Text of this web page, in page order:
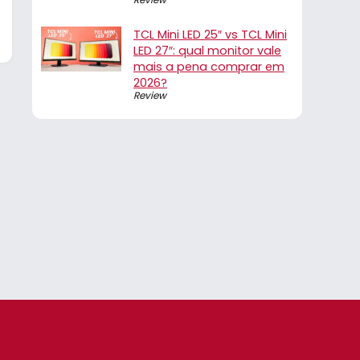
TCL Mini LED 25″ vs TCL Mini
LED 27″: qual monitor vale
mais a pena comprar em
2026?
Review